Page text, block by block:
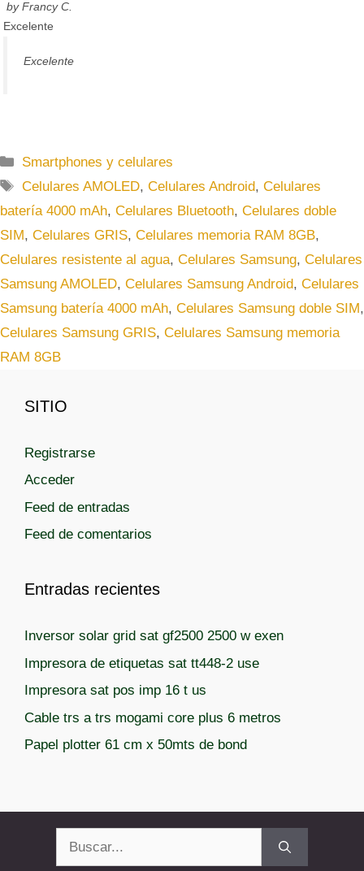
byFrancy C.
Excelente
Excelente
C
a
e
g
o
r
í
s
Smartphones y celulares
E
t
q
u
e
t
a
Celulares AMOLED,Celulares Android,Celulares
batería 4000 mAh, Celulares Bluetooth, Celulares doble
SIM, Celulares GRIS, Celulares memoria RAM 8GB,
Celulares resistente al agua, Celulares Samsung, Celulares
Samsung AMOLED, Celulares Samsung Android, Celulares
Samsung batería 4000 mAh, Celulares Samsung doble SIM,
Celulares Samsung GRIS, Celulares Samsung memoria
RAM 8GB
SITIO
Registrarse
Acceder
Feed de entradas
Feed de comentarios
Entradas recientes
Inversor solar grid sat gf2500 2500 w exen
Impresora de etiquetas sat tt448-2 use
Impresora sat pos imp 16 t us
Cable trs a trs mogami core plus 6 metros
Papel plotter 61 cm x 50mts de bond